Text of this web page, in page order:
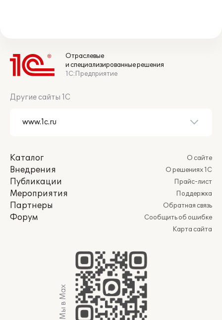
Отраслевые
и специализированные решения
1С:Предприятие
Другие сайты 1С
Каталог
Внедрения
Публикации
Мероприятия
Партнеры
Форум
О сайте
О решениях 1С
Прайс-лист
Поддержка
Обратная связь
Сообщить об ошибке
Карта сайта
Мы в Max